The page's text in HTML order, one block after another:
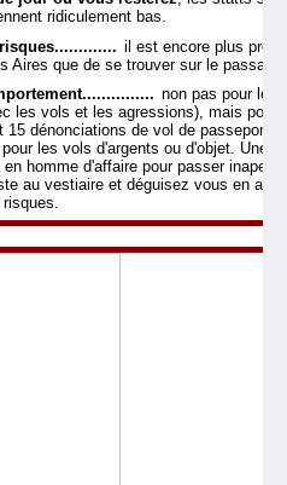
ridiculement bas.
il est encore plus
Aires que de se trouver sur le passage
non pas pour les
les vols et les agressions), mais pour
15 dénonciations de vol de passeport
les vols d'argents ou d'objet. Une
homme d'affaire pour passer
au vestiaire et déguisez vous en